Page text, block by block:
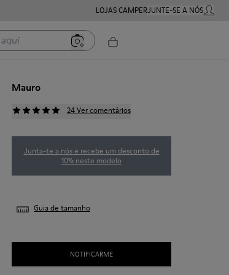
LOJAS CAMPERJUNTE-SE A NÓSMINHA
Mauro
24 Ver comentários
Junta-te a nós e recebe um desconto de
10% neste modelo
Guia de tamanho
NOTIFICARME